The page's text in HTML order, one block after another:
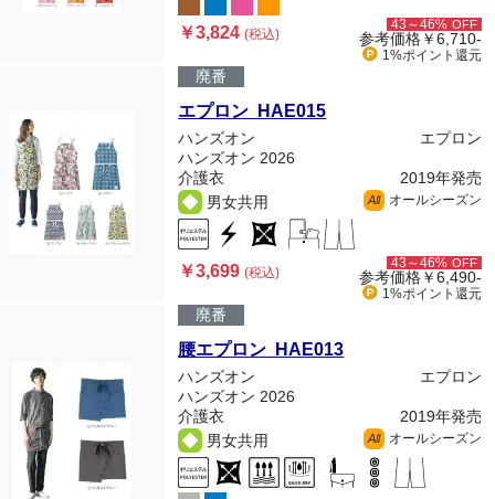
￥3,824(税込)
43～46% OFF
参考価格￥6,710-
1%ポイント 還元
廃番
エプロン HAE015
ハンズオン
エプロン
ハンズオン 2026
介護衣
2019年発売
男女共用
All オールシーズン
￥3,699(税込)
43～46% OFF
参考価格￥6,490-
1%ポイント 還元
廃番
腰エプロン HAE013
ハンズオン
エプロン
ハンズオン 2026
介護衣
2019年発売
男女共用
All オールシーズン